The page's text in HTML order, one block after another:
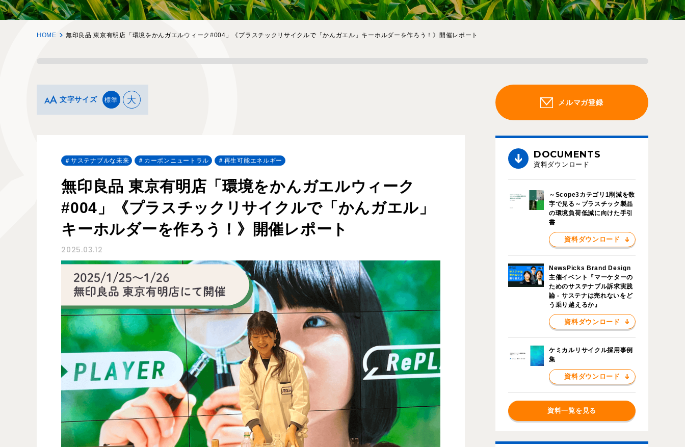
HOME 無印良品 東京有明店「環境をかんガエルウィーク#004」《プラスチックリサイクルで「かんガエル」キーホルダーを作ろう！》開催レポート
文字サイズ 標準 大
サステナブルな未来 カーボンニュートラル 再生可能エネルギー
無印良品 東京有明店「環境をかんガエルウィーク
#004」《プラスチックリサイクルで「かんガエル」
キーホルダーを作ろう！》開催レポート
2025.03.12
メルマガ登録
DOCUMENTS
資料ダウンロード
～Scope3カテゴリ1削減を数
字で見る～プラスチック製品
の環境負荷低減に向けた手引
書
資料ダウンロード
NewsPicks Brand Design
主催イベント『マーケターの
ためのサステナブル訴求実践
論 - サステナは売れないをど
う乗り越えるか』
資料ダウンロード
ケミカルリサイクル採用事例
集
資料ダウンロード
資料一覧を見る